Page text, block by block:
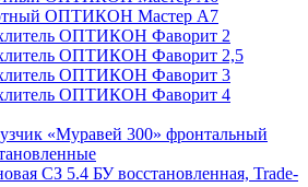
ОПТИКОН Мастер А7
ОПТИКОН Фаворит 2
ОПТИКОН Фаворит 2,5
ОПТИКОН Фаворит 3
ОПТИКОН Фаворит 4
«Муравей 300» фронтальный
СЗ 5.4 БУ восстановленная, Trade-